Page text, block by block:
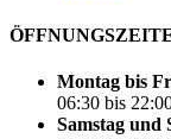
Montag bis
06:30 bis
Samstag und